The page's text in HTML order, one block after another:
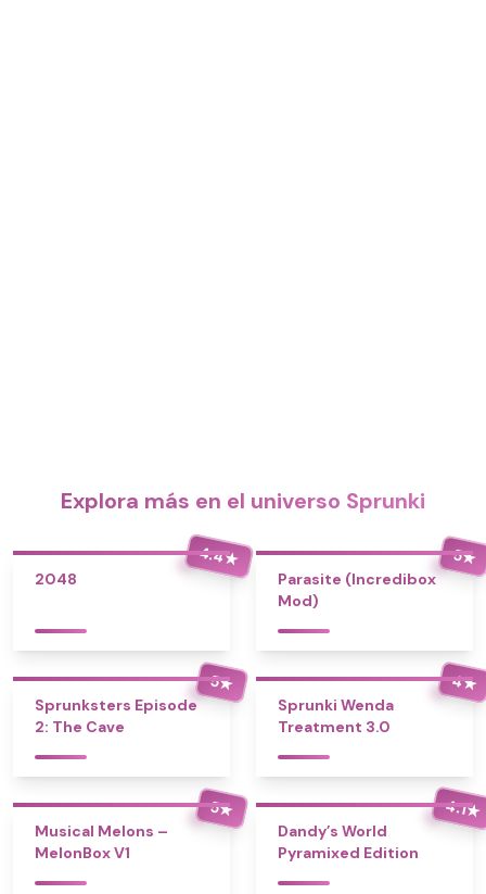
Explora más en el universo Sprunki
4.4★
2048
5★
Parasite (Incredibox
Mod)
5★
Sprunksters Episode
2: The Cave
4★
Sprunki Wenda
Treatment 3.0
5★
Musical Melons –
MelonBox V1
4.1★
Dandy’s World
Pyramixed Edition